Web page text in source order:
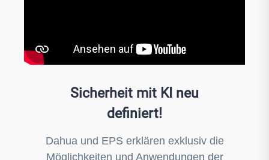
Sicherheit mit KI neu
definiert!
Dahua und EPS erklären exklusiv die
Möglichkeiten und Anwendungen der